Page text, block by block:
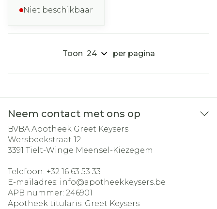
Niet beschikbaar
Toon per pagina
Neem contact met ons op
BVBA Apotheek Greet Keysers
Wersbeekstraat 12
3391 Tielt-Winge Meensel-Kiezegem
Telefoon: +32 16 63 53 33
E-mailadres: info@apotheekkeysers.be
APB nummer: 246901
Apotheek titularis: Greet Keysers